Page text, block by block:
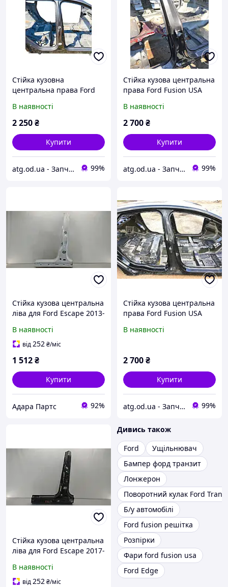
Стійка кузовна
центральна права Ford
В наявності
2 250₴
Купити
atg.od.ua - Запчастини на амереканські авто 99%
Стійка кузова центральна
права Ford Fusion USA
54211A10-A
В наявності
2 700₴
Купити
atg.od.ua - Запчастини на амереканські авто 99%
Стійка кузова центральна
ліва для Ford Escape 2013-
(CJ5Z7824301A)
В наявності
від252₴/міс
1 512₴
Купити
Адара Партс 92%
Стійка кузова центральна
права Ford Fusion USA
54211A10-A
В наявності
2 700₴
Купити
atg.od.ua - Запчастини на амереканські авто 99%
Стійка кузова центральна
ліва для Ford Escape 2017-
restyle) (CJ5Z7824301A)
В наявності
від252₴/міс
Дивись також
Ford
Ущільнювач
Бампер форд транзит
Лонжерон
Поворотний кулак Ford
Б/у автомобілі
Ford fusion решітка
Розпірки
Фари ford fusion usa
Ford Edge